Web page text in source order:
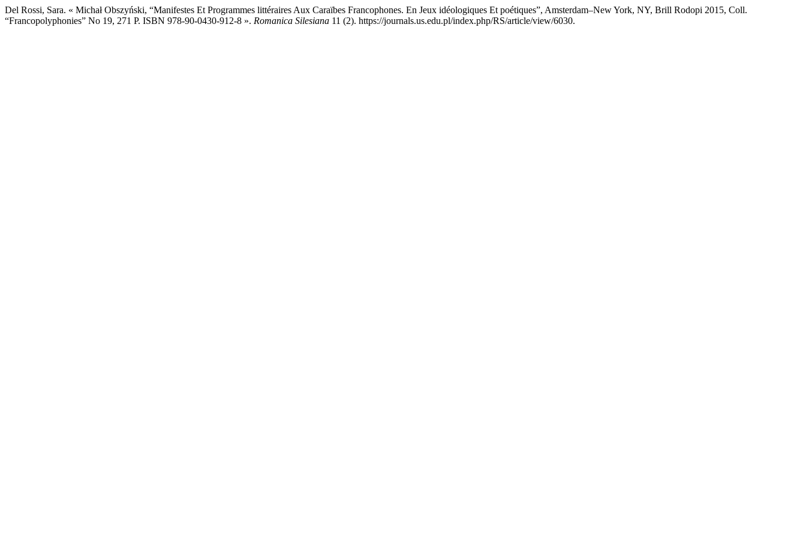
Del Rossi, Sara. « Michał Obszyński, “Manifestes Et Programmes littéraires Aux Caraïbes Francophones. En Jeux idéologiques Et poétiques”, Amsterdam–New York, NY, Brill Rodopi 2015, Coll.
“Francopolyphonies” No 19, 271 P. ISBN 978-90-0430-912-8 ». Romanica Silesiana 11 (2). https://journals.us.edu.pl/index.php/RS/article/view/6030.